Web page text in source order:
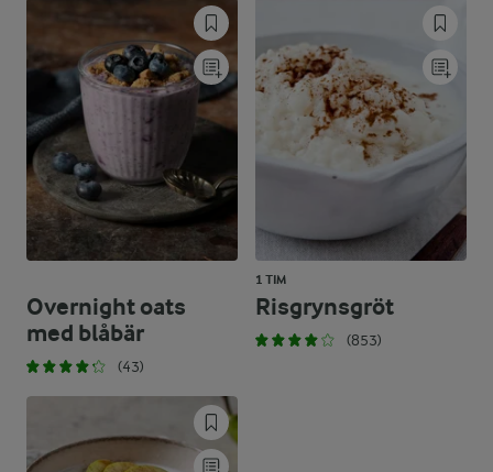
Overnight oats
med blåbär
(43)
1 TIM
Risgrynsgröt
(853)